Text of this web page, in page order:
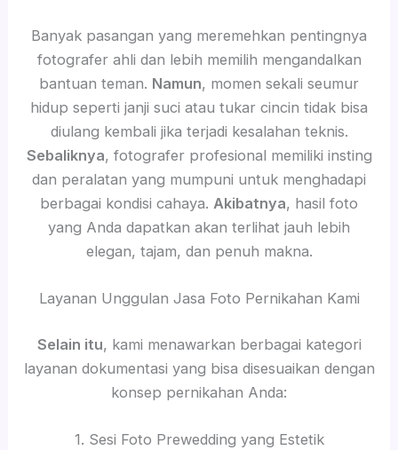
Banyak pasangan yang meremehkan pentingnya
fotografer ahli dan lebih memilih mengandalkan
bantuan teman. Namun, momen sekali seumur
hidup seperti janji suci atau tukar cincin tidak bisa
diulang kembali jika terjadi kesalahan teknis.
Sebaliknya, fotografer profesional memiliki insting
dan peralatan yang mumpuni untuk menghadapi
berbagai kondisi cahaya. Akibatnya, hasil foto
yang Anda dapatkan akan terlihat jauh lebih
elegan, tajam, dan penuh makna.
Layanan Unggulan Jasa Foto Pernikahan Kami
Selain itu, kami menawarkan berbagai kategori
layanan dokumentasi yang bisa disesuaikan dengan
konsep pernikahan Anda:
1. Sesi Foto Prewedding yang Estetik